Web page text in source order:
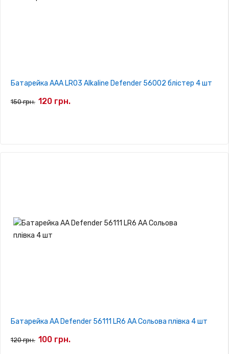
Батарейка AAA LR03 Alkaline Defender 56002 блістер 4 шт
150 грн. 120 грн.
Батарейка AA Defender 56111 LR6 AA Сольова плівка 4 шт
120 грн. 100 грн.